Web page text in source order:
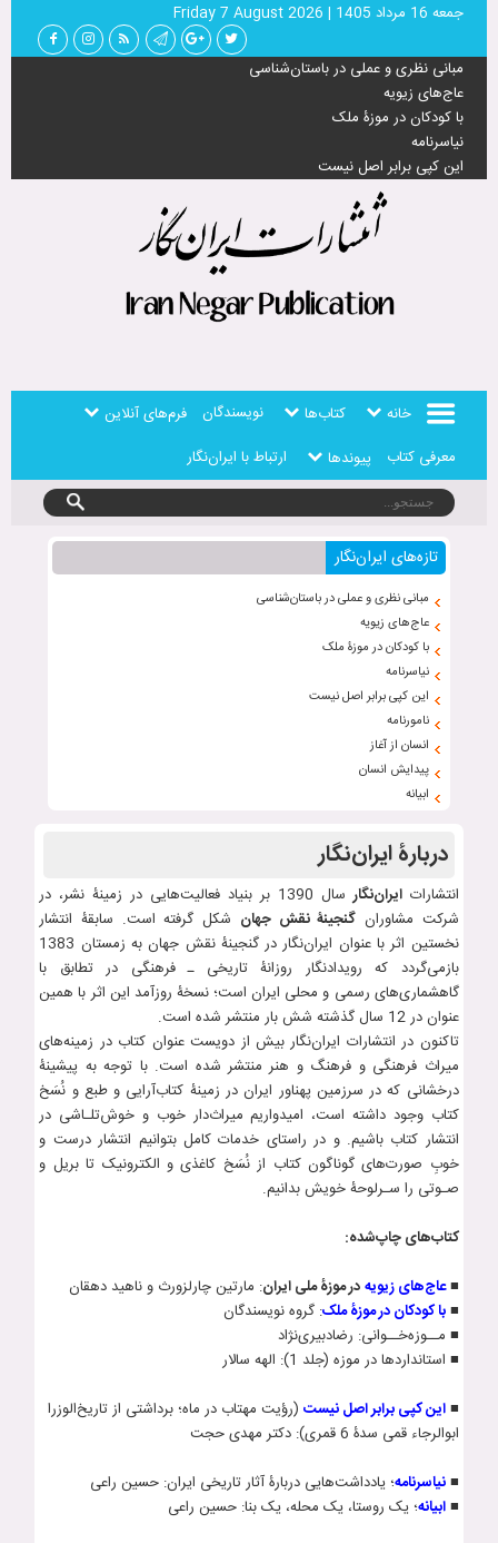
جمعه 16 مرداد 1405 |
Friday 7 August 2026
مبانی نظری و عملی در باستان‌شناسی
عاج‌های زیویه
با کودکان در موزۀ ملک
نیاسرنامه
این کپی برابر اصل نیست
خانه کتاب‌ها نویسندگان
فرم‌های آنلاین
معرفی کتاب
پیوندها ارتباط با ایران‌نگار
تازه‌های ایران‌نگار
مبانی نظری و عملی در باستان‌شناسی
عاج‌های زیویه
با کودکان در موزۀ ملک
نیاسرنامه
این کپی برابر اصل نیست
نامورنامه
انسان از آغاز
پیدایش انسان
ابیانه
دربارۀ ایران‌نگار
انتشارات ایران‌نگار
سال 1390 بر بنیاد فعالیت‌هایی در زمینۀ نشر، در
شرکت مشاوران گنجینۀ نقش جهانشکل گرفته است. سابقۀ انتشار
نخستین اثر با عنوان ایران‌نگار در گنجینۀ نقش جهان به زمستان 1383
بازمی‌گردد که رویدادنگار روزانۀ تاریخی ـ فرهنگی در تطابق با
گاهشماری‌های رسمی و محلی ایران است؛ نسخۀ روزآمد این اثر با همین
عنوان در 12 سال گذشته شش بار منتشر شده است.
تاکنون در انتشارات ایران‌نگار بیش از دویست عنوان کتاب‌ در زمینه‌های
میراث فرهنگی و فرهنگ و هنر منتشر شده است. با توجه به پیشینۀ
درخشانی که در سرزمین پهناور ایران در زمینۀ کتاب‌آرایی و طبع و نُسَخ
کتاب وجود داشته است، امیدواریم میراث‌دار خوب و خوش‌تلـاشی در
انتشار کتاب باشیم. و در راستای خدمات کامل بتوانیم انتشار درست و
خوبِ صورت‌های گوناگون کتاب از نُسَخ کاغذی و الکترونیک تا بریل و
صـوتی را سـرلوحۀ خویش بدانیم.
کتاب‌های چاپ‌شده:
■عاج‌های زيويهدر موزۀ ملی ايران: مارتين چارلزورث و ناهيد دهقان
■با کودکان در موزۀ ملک: گروه نویسندگان
■ مــوزه‌خــوانی: رضادبیری­‌نژاد
■ استانداردها در موزه (جلد 1): الهه سالار
■این کپی برابر اصل نیست(رؤیت مهتاب در ماه؛ برداشتی از تاریخ­‌الوزرا
ابوالرجاء قمی سدۀ 6 قمری): دکتر مهدی حجت
■نياسرنامه؛ يادداشت‌هايی دربارۀ آثار تاريخی ايران: حسين راعی
■ابيانه؛ يک روستا، يک محله، يک بنا: حسين راعی